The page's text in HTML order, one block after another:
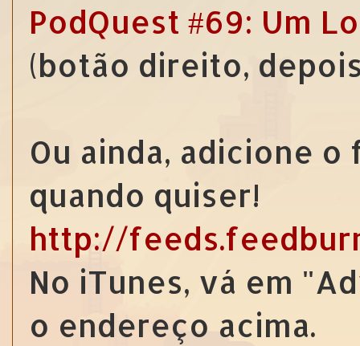
PodQuest #69: Um
(botão direito,
Ou ainda, adicione
quando quiser!
http://
No iTunes, vá em
o endereço acima.